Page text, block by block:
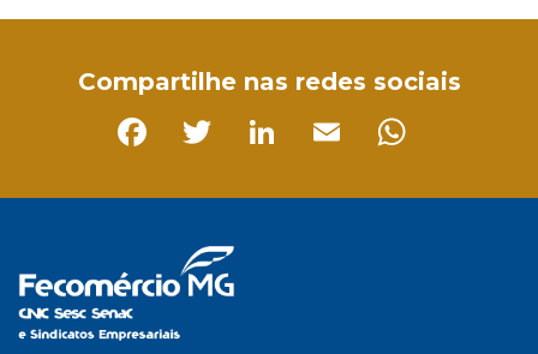
Compartilhe nas redes sociais